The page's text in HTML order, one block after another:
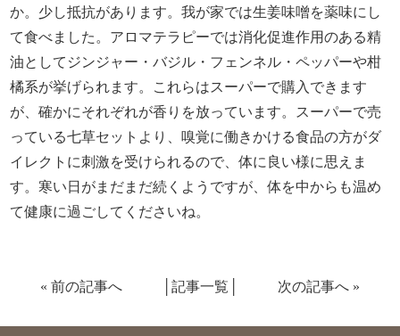
か。少し抵抗があります。我が家では生姜味噌を薬味にし
て食べました。アロマテラピーでは消化促進作用のある精
油としてジンジャー・バジル・フェンネル・ペッパーや柑
橘系が挙げられます。これらはスーパーで購入できます
が、確かにそれぞれが香りを放っています。スーパーで売
っている七草セットより、嗅覚に働きかける食品の方がダ
イレクトに刺激を受けられるので、体に良い様に思えま
す。寒い日がまだまだ続くようですが、体を中からも温め
て健康に過ごしてくださいね。
« 前の記事へ 記事一覧 次の記事へ »